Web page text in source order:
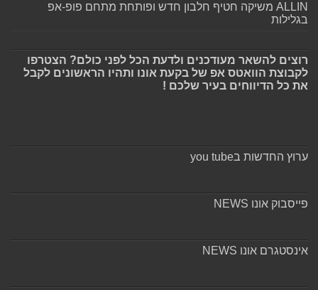
ALLIN משיקה חטיף חלבון חדש ופותחת מתחם פופ-אפ
בגלילות
רוצים להשאר מעודכנים ולדעת הכל לפני כולם? הצטרפו
לקבוצת הוואטס אפ של בקעת אונו ותהיו הראשונים לקבל
את כל הדיווחים בעיר שלכם !
ערוץ החדשות בyou tube
פייסבוק אונו NEWS
אינסטגרם אונו NEWS